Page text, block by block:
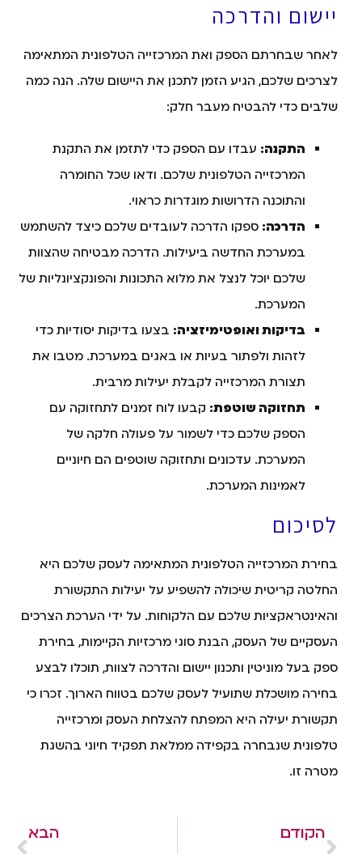
יישום והדרכה
לאחר שבחרתם הספק ואת המרכזייה הטלפונית המתאימה
לצרכים שלכם, הגיע הזמן לתכנן את היישום שלה. הנה כמה
שלבים כדי להבטיח מעבר חלק:
התקנה: עבדו עם הספק כדי לתזמן את התקנת
המרכזייה הטלפונית שלכם. ודאו שכל החומרה
והתוכנה הדרושות מוגדרות כראוי.
הדרכה: ספקו הדרכה לעובדים שלכם כיצד להשתמש
במערכת החדשה ביעילות. הדרכה מבטיחה שהצוות
שלכם יוכל לנצל את מלוא התכונות והפונקציונליות של
המערכת.
בדיקות ואופטימיזציה: בצעו בדיקות יסודיות כדי
לזהות ולפתור בעיות או באגים במערכת. מטבו את
תצורת המרכזייה לקבלת יעילות מרבית.
תחזוקה שוטפת: קבעו לוח זמנים לתחזוקה עם
הספק שלכם כדי לשמור על פעולה חלקה של
המערכת. עדכונים ותחזוקה שוטפים הם חיוניים
לאמינות המערכת.
לסיכום
בחירת המרכזייה הטלפונית המתאימה לעסק שלכם היא
החלטה קריטית שיכולה להשפיע על יעילות התקשורת
והאינטראקציות שלכם עם הלקוחות. על ידי הערכת הצרכים
העסקיים של העסק, הבנת סוגי מרכזיות הקיימות, בחירת
ספק בעל מוניטין ותכנון יישום והדרכה לצוות, תוכלו לבצע
בחירה מושכלת שתועיל לעסק שלכם בטווח הארוך. זכרו כי
תקשורת יעילה היא המפתח להצלחת העסק ומרכזייה
טלפונית שנבחרה בקפידה ממלאת תפקיד חיוני בהשגת
מטרה זו.
הקודם הבא